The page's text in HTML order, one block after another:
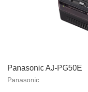
Panasonic AJ-PG50E
Panasonic